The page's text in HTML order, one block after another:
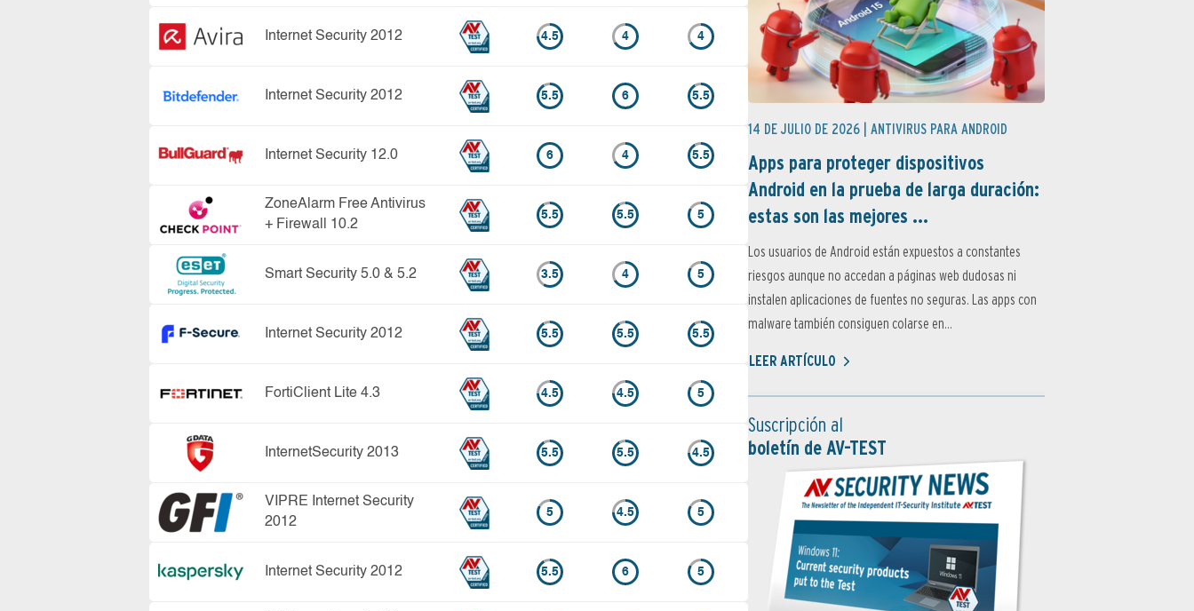
Internet Security 2012 4.5 4 4
Internet Security 2012 5.5 6 5.5
Internet Security 12.0 6 4 5.5
ZoneAlarm Free Antivirus
+ Firewall 10.2
5.5 5.5 5
Smart Security 5.0 & 5.2 3.5 4 5
Internet Security 2012 5.5 5.5 5.5
FortiClient Lite 4.3 4.5 4.5 5
InternetSecurity 2013 5.5 5.5 4.5
VIPRE Internet Security
2012
5 4.5 5
Internet Security 2012 5.5 6 5
14 DE JULIO DE 2026 | ANTIVIRUS PARA ANDROID
Apps para proteger dispositivos
Android en la prueba de larga duración:
estas son las mejores ...
Los usuarios de Android están expuestos a constantes
riesgos aunque no accedan a páginas web dudosas ni
instalen aplicaciones de fuentes no seguras. Las apps con
malware también consiguen colarse en...
LEER ARTÍCULO
Suscripción al
boletín de AV-TEST